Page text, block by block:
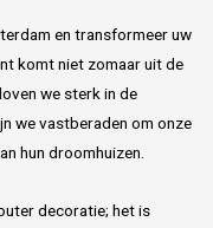
en transformeer uw
komt niet zomaar uit de
we sterk in de
we vastberaden om onze
hun droomhuizen.
decoratie; het is